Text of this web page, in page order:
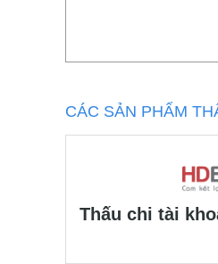
CÁC SẢN PHẨM
Thấu chi tài